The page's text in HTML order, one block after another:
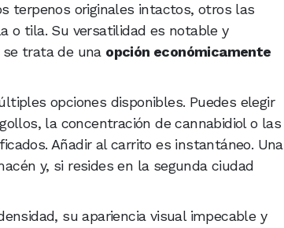
terpenos originales intactos, otros las
o tila. Su versatilidad es notable y
se trata de una opción económicamente
opciones disponibles. Puedes elegir
la concentración de cannabidiol o las
Añadir al carrito es instantáneo. Una
y, si resides en la segunda ciudad
su apariencia visual impecable y